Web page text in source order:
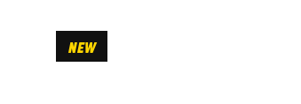
NEW